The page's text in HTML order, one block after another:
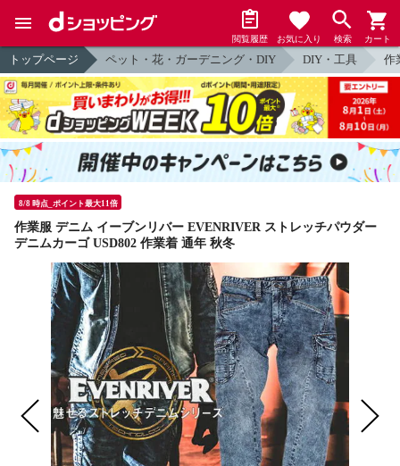
閲覧履歴 お気に入り 検索 カート
トップページ ペット・花・ガーデニング・DIY DIY・工具 作
8/8 時点_ポイント最大11倍
作業服 デニム イーブンリバー EVENRIVER ストレッチパウダー
デニムカーゴ USD802 作業着 通年 秋冬